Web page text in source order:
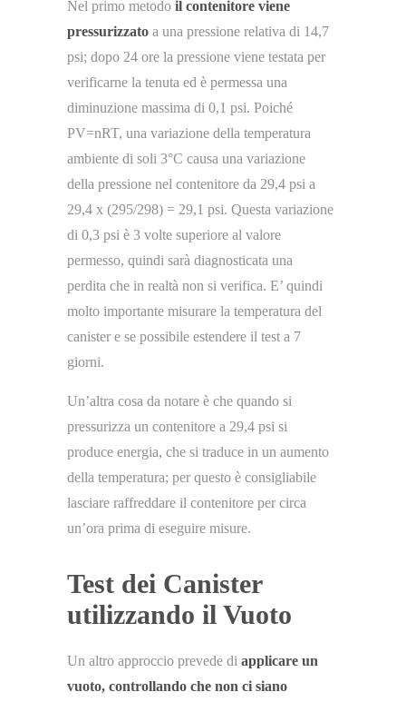
Nel primo metodo il contenitore viene
pressurizzato a una pressione relativa di 14,7
psi; dopo 24 ore la pressione viene testata per
verificarne la tenuta ed è permessa una
diminuzione massima di 0,1 psi. Poiché
PV=nRT, una variazione della temperatura
ambiente di soli 3°C causa una variazione
della pressione nel contenitore da 29,4 psi a
29,4 x (295/298) = 29,1 psi. Questa variazione
di 0,3 psi è 3 volte superiore al valore
permesso, quindi sarà diagnosticata una
perdita che in realtà non si verifica. E’ quindi
molto importante misurare la temperatura del
canister e se possibile estendere il test a 7
giorni.
Un’altra cosa da notare è che quando si
pressurizza un contenitore a 29,4 psi si
produce energia, che si traduce in un aumento
della temperatura; per questo è consigliabile
lasciare raffreddare il contenitore per circa
un’ora prima di eseguire misure.
Test dei Canister
utilizzando il Vuoto
Un altro approccio prevede di applicare un
vuoto, controllando che non ci siano